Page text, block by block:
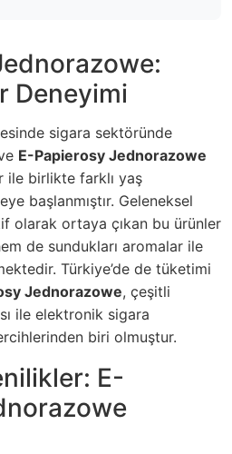
Deneyimi
sigara sektöründe
E-Papierosy Jednorazowe
ile birlikte farklı yaş
başlanmıştır. Geleneksel
olarak ortaya çıkan bu ürünler
de sundukları aromalar ile
Türkiye’de de tüketimi
Jednorazowe, çeşitli
ile elektronik sigara
biri olmuştur.
E-